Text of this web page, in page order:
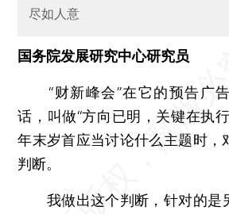
尽如人意
国务院发展研究中心研究员
“财新峰会”在它的预告广
话，叫做“方向已明，关键在执
年末岁首应当讨论什么主题时，
判断。
我做出这个判断，针对的是